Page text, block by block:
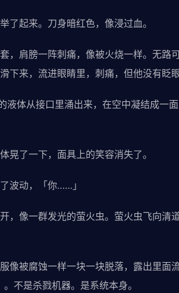
起来。刀身暗红色，像浸过血。
肩膀一阵刺痛，像被火烧一样。无路
下来，流进眼睛里，刺痛，但他没有眨眼
体从接口里涌出来，在空中凝结成一
了一下，面具上的笑容消失了。
波动，「你……」
像一群发光的萤火虫。萤火虫飞向清
被腐蚀一样一块一块脱落，露出里面
不是杀戮机器。是系统本身。